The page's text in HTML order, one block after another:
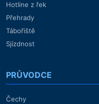
Hotline z řek
Přehrady
Tábořiště
Sjízdnost
PRŮVODCE
Čechy